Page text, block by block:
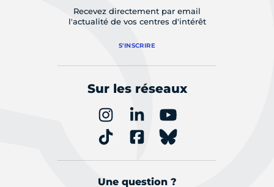
Recevez directement par email
l'actualité de vos centres d'intérêt
S'INSCRIRE
Sur les réseaux
Une question ?